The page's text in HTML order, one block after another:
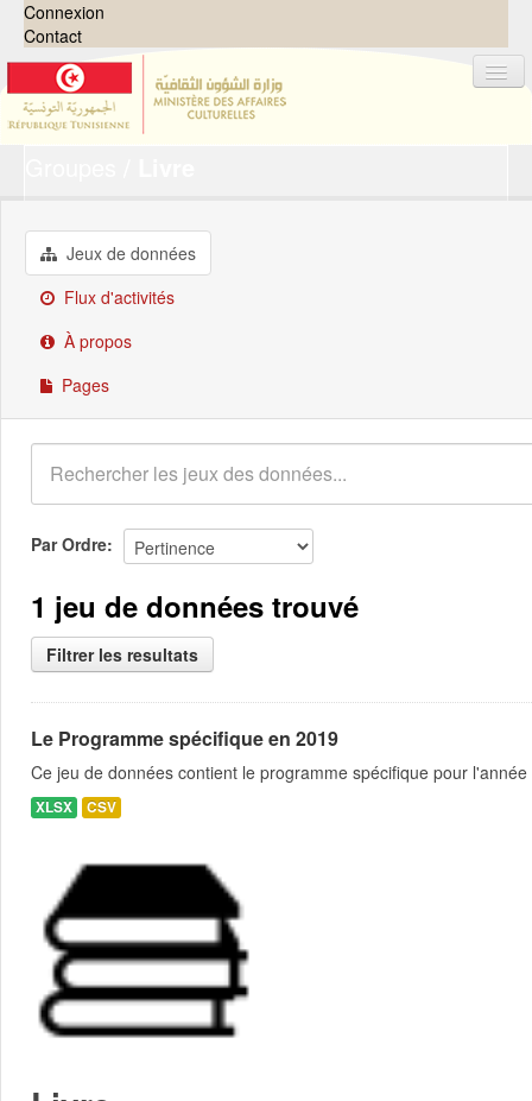
Connexion
Contact
Groupes
Demandes
À propos
Jeux de données
Flux d'activités
À propos
Pages
Par Ordre
1 jeu de données trouvé
Filtrer les resultats
Le Programme spécifique en 2019
Ce jeu de données contient le programme spécifique pour
XLSX CSV